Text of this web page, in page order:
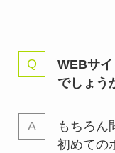
WEBサ
でしょう
もちろん
初めての